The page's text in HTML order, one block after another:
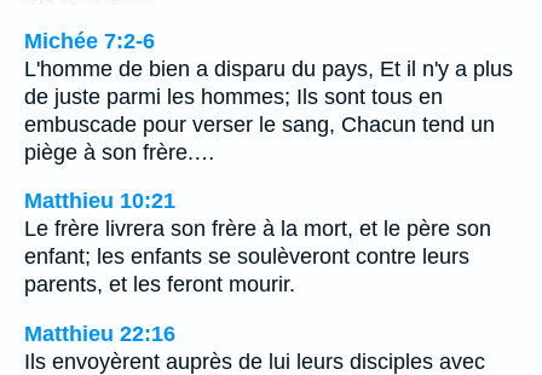
Michée 7:2-6
L'homme de bien a disparu du pays, Et il n'y a plus
de juste parmi les hommes; Ils sont tous en
embuscade pour verser le sang, Chacun tend un
piège à son frère.…
Matthieu 10:21
Le frère livrera son frère à la mort, et le père son
enfant; les enfants se soulèveront contre leurs
parents, et les feront mourir.
Matthieu 22:16
Ils envoyèrent auprès de lui leurs disciples avec